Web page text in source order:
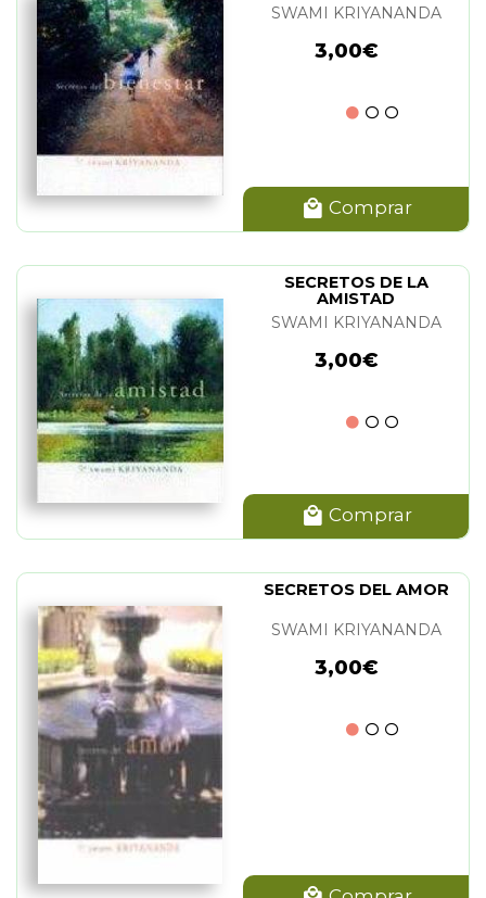
SWAMI KRIYANANDA
3,00€
Comprar
SECRETOS DE LA
AMISTAD
SWAMI KRIYANANDA
3,00€
Comprar
SECRETOS DEL AMOR
SWAMI KRIYANANDA
3,00€